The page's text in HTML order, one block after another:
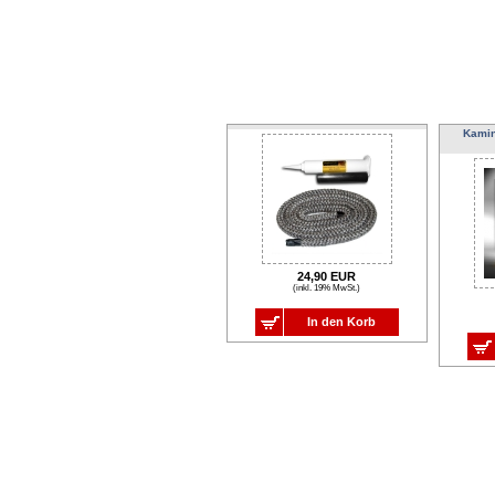
24,90 EUR
(inkl. 19% MwSt.)
In den Korb